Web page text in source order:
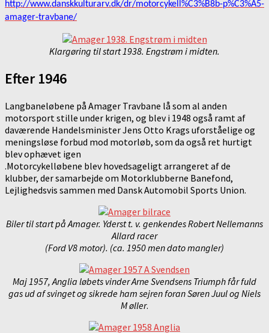
http://www.danskkulturarv.dk/dr/motorcykell%C3%B8b-p%C3%A5-
amager-travbane/
Klargøring til start 1938. Engstrøm i midten.
Efter 1946
Langbaneløbene på Amager Travbane lå som al anden
motorsport stille under krigen, og blev i 1948 også ramt af
daværende Handelsminister Jens Otto Krags uforståelige og
meningsløse forbud mod motorløb, som da også ret hurtigt
blev ophævet igen
.Motorcykelløbene blev hovedsageligt arrangeret af de
klubber, der samarbejde om Motorklubberne Banefond,
Lejlighedsvis sammen med Dansk Automobil Sports Union.
Biler til start på Amager. Yderst t. v. genkendes Robert Nellemanns
Allard racer
(Ford V8 motor). (ca. 1950 men dato mangler)
Maj 1957, Anglia løbets vinder Arne Svendsens Triumph får fuld
gas ud af svinget og sikrede ham sejren foran Søren Juul og Niels
M øller.